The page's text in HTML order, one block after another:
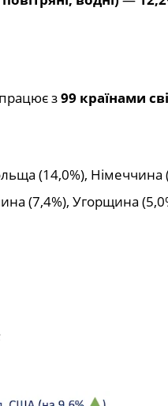
з99 країнами
(14,0%), Німеччина
(7,4%), Угорщина